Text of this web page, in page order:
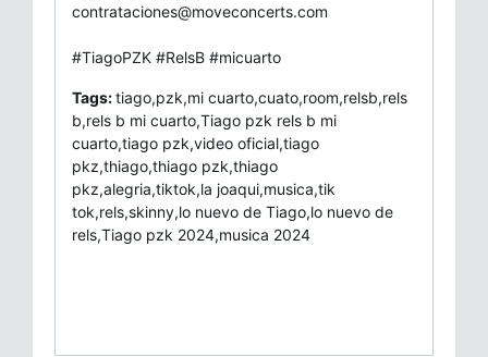
contrataciones@moveconcerts.com
#TiagoPZK #RelsB #micuarto
Tags:tiago,pzk,mi cuarto,cuato,room,relsb,rels
b,rels b mi cuarto,Tiago pzk rels b mi
cuarto,tiago pzk,video oficial,tiago
pkz,thiago,thiago pzk,thiago
pkz,alegria,tiktok,la joaqui,musica,tik
tok,rels,skinny,lo nuevo de Tiago,lo nuevo de
rels,Tiago pzk 2024,musica 2024